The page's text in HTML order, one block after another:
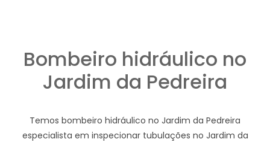
Bombeiro hidráulico no
Jardim da Pedreira
Temos bombeiro hidráulico no Jardim da Pedreira
especialista em inspecionar tubulações no Jardim da